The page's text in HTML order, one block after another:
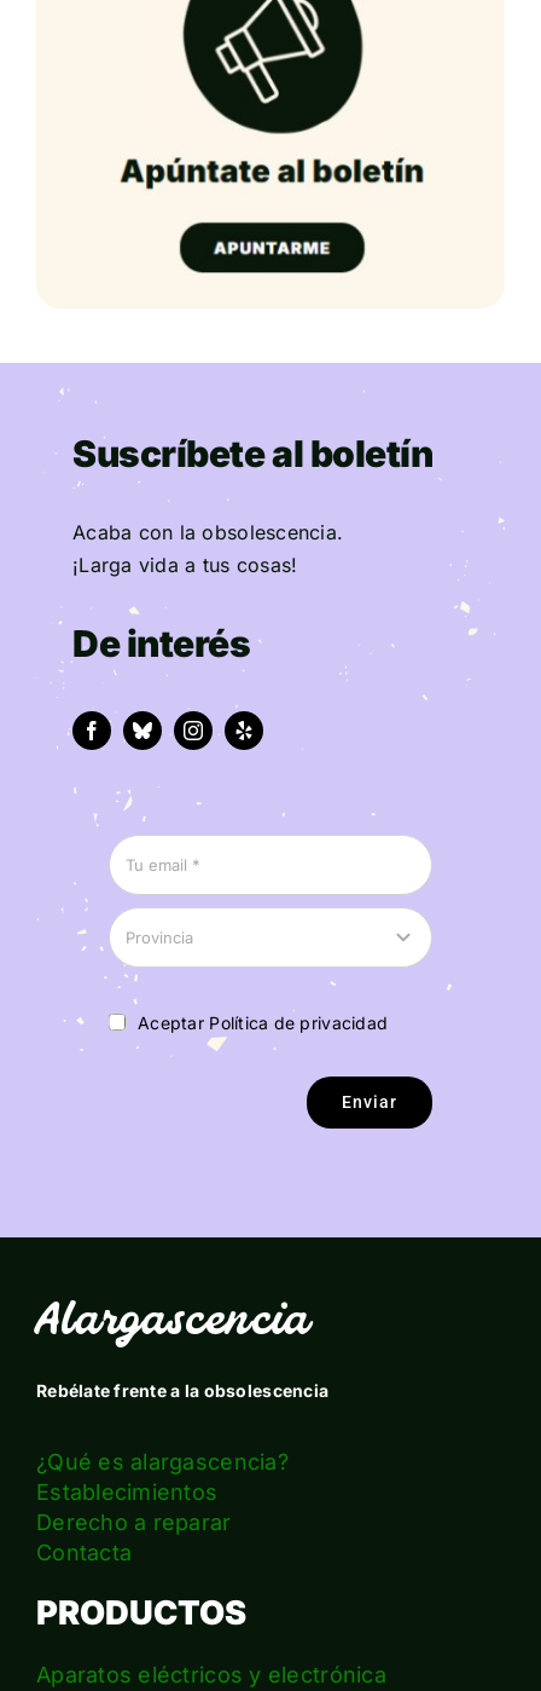
Suscríbete al boletín
Acaba con la obsolescencia.
¡Larga vida a tus cosas!
De interés
Aceptar Política de privacidad
Enviar
Alargascencia
Rebélate frente a la obsolescencia
¿Qué es alargascencia?
Establecimientos
Derecho a reparar
Contacta
PRODUCTOS
Aparatos eléctricos y electrónica